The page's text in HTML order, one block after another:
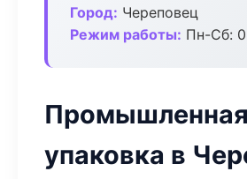
Город: Череповец
Режим работы: Пн-Сб:
Промышленная
упаковка в